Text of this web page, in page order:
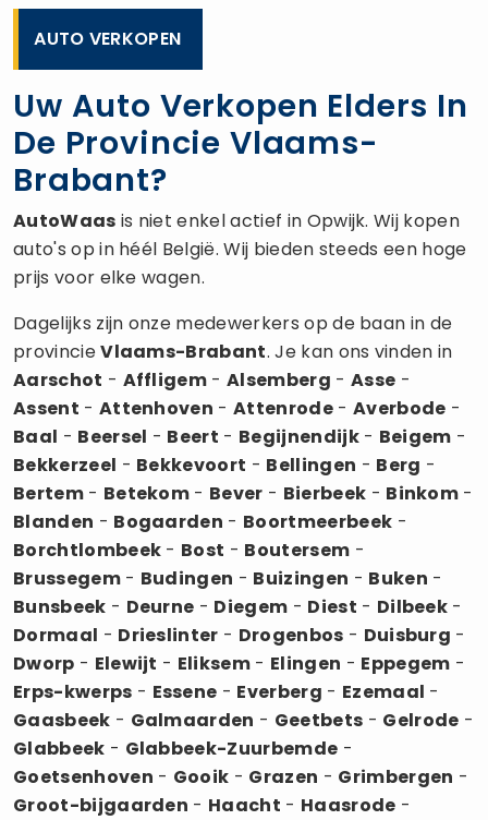
AUTO VERKOPEN
Uw Auto Verkopen Elders In
De Provincie Vlaams-
Brabant?
AutoWaas is niet enkel actief in Opwijk. Wij kopen
auto's op in héél België. Wij bieden steeds een hoge
prijs voor elke wagen.
Dagelijks zijn onze medewerkers op de baan in de
provincieVlaams-Brabant. Je kan ons vinden in
Aarschot - Affligem -Alsemberg - Asse -
Assent - Attenhoven -Attenrode- Averbode -
Baal - Beersel - Beert - Begijnendijk- Beigem -
Bekkerzeel - Bekkevoort - Bellingen - Berg -
Bertem- Betekom - Bever - Bierbeek - Binkom -
Blanden - Bogaarden - Boortmeerbeek -
Borchtlombeek - Bost - Boutersem -
Brussegem- Budingen - Buizingen - Buken -
Bunsbeek - Deurne - Diegem - Diest - Dilbeek -
Dormaal - Drieslinter - Drogenbos - Duisburg -
Dworp - Elewijt - Eliksem - Elingen - Eppegem -
Erps-kwerps - Essene - Everberg - Ezemaal -
Gaasbeek - Galmaarden - Geetbets - Gelrode -
Glabbeek - Glabbeek-Zuurbemde -
Goetsenhoven - Gooik - Grazen - Grimbergen -
Groot-bijgaarden - Haacht - Haasrode -